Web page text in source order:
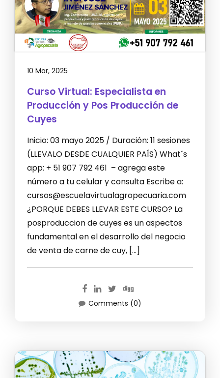
10 Mar, 2025
Curso Virtual: Especialista en
Producción y Pos Producción de
Cuyes
Inicio: 03 mayo 2025 / Duración: 11 sesiones
(LLEVALO DESDE CUALQUIER PAÍS) What´s
app: + 51 907 792 461 – agrega este
número a tu celular y consulta Escribe a:
cursos@escuelavirtualagropecuaria.com
¿PORQUE DEBES LLEVAR ESTE CURSO? La
posproduccion de cuyes es un aspectos
fundamental en el desarrollo del negocio
de venta de carne de cuy, […]
Comments (0)